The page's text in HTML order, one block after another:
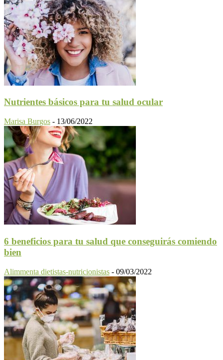
Nutrientes básicos para tu salud ocular
Marisa Burgos - 13/06/2022
6 beneficios para tu salud que conseguirás comiendo
bien
Alimmenta dietistas-nutricionistas - 09/03/2022